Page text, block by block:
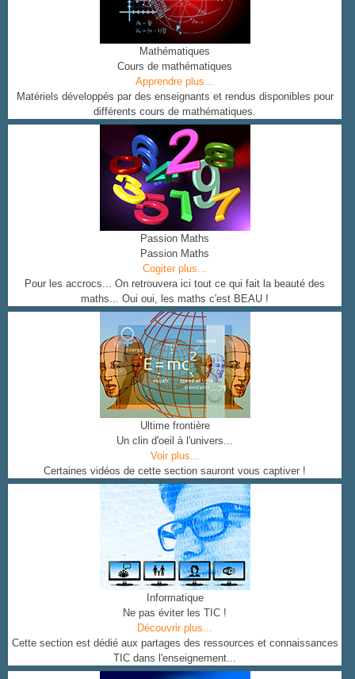
Mathématiques
Cours de mathématiques
Apprendre plus...
Matériels développés par des enseignants et rendus disponibles pour
différents cours de mathématiques.
Passion Maths
Passion Maths
Cogiter plus...
Pour les accrocs... On retrouvera ici tout ce qui fait la beauté des
maths... Oui oui, les maths c'est BEAU !
Ultime frontière
Un clin d'oeil à l'univers...
Voir plus...
Certaines vidéos de cette section sauront vous captiver !
Informatique
Ne pas éviter les TIC !
Découvrir plus...
Cette section est dédié aux partages des ressources et connaissances
TIC dans l'enseignement...